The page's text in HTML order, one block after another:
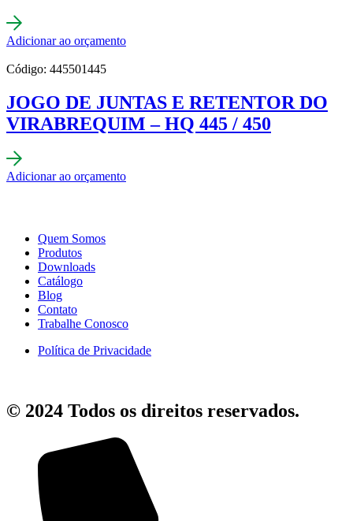
Adicionar ao orçamento
Código: 445501445
JOGO DE JUNTAS E RETENTOR DO
VIRABREQUIM – HQ 445 / 450
Adicionar ao orçamento
Quem Somos
Produtos
Downloads
Catálogo
Blog
Contato
Trabalhe Conosco
Política de Privacidade
© 2024 Todos os direitos reservados.